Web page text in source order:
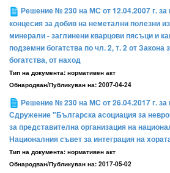
Решение № 230 на МС от 12.04.2007 г. за
концесия за добив на неметални полезни
минерали - заглинени кварцови пясъци и
подземни богатства по чл. 2, т. 2 от Закона
богатства, от наход
Тип на документа: нормативен акт
Обнародван/Публикуван на: 2007-04-24
Решение № 230 на МС от 26.04.2017 г. за
Сдружение "Българска асоциация за
за представителна организация на
Националния съвет за интеграция на
Тип на документа: нормативен акт
Обнародван/Публикуван на: 2017-05-02